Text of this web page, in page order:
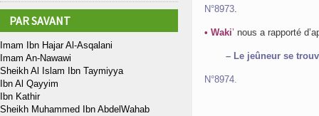
N°8973.
• Waki’ nous a rapporté
– Le jeûneur se
N°8974.
PAR SAVANT
Imam Ibn Hajar Al-Asqalani
Imam An-Nawawi
Sheikh Al Islam Ibn Taymiyya
Ibn Al Qayyim
Ibn Kathir
Sheikh Muhammed Ibn AbdelWahab